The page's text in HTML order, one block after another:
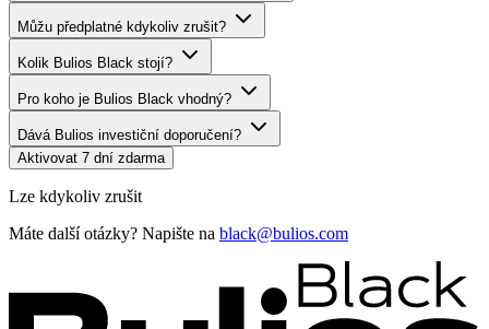
Můžu předplatné kdykoliv zrušit?
Kolik Bulios Black stojí?
Pro koho je Bulios Black vhodný?
Dává Bulios investiční doporučení?
Aktivovat 7 dní zdarma
Lze kdykoliv zrušit
Máte další otázky? Napište na black@bulios.com